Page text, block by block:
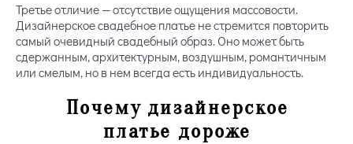
Третье отличие — отсутствие ощущения массовости.
Дизайнерское свадебное платье не стремится повторить
самый очевидный свадебный образ. Оно может быть
сдержанным, архитектурным, воздушным, романтичным
или смелым, но в нем всегда есть индивидуальность.
Почему дизайнерское
платье дороже